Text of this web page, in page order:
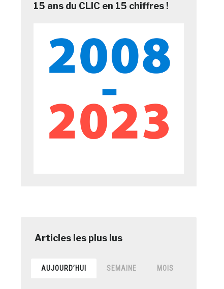
15 ans du CLIC en 15 chiffres !
AUJOURD’HUI SEMAINE MOIS